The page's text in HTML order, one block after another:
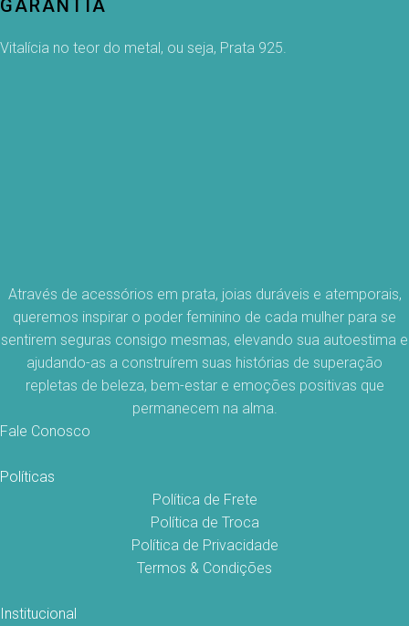
GARANTIA
Vitalícia no teor do metal, ou seja, Prata 925.
Através de acessórios em prata, joias duráveis e atemporais,
queremos inspirar o poder feminino de cada mulher para se
sentirem seguras consigo mesmas, elevando sua autoestima e
ajudando-as a construírem suas histórias de superação
repletas de beleza, bem-estar e emoções positivas que
permanecem na alma.
Fale Conosco
Políticas
Política de Frete
Política de Troca
Política de Privacidade
Termos & Condições
Institucional